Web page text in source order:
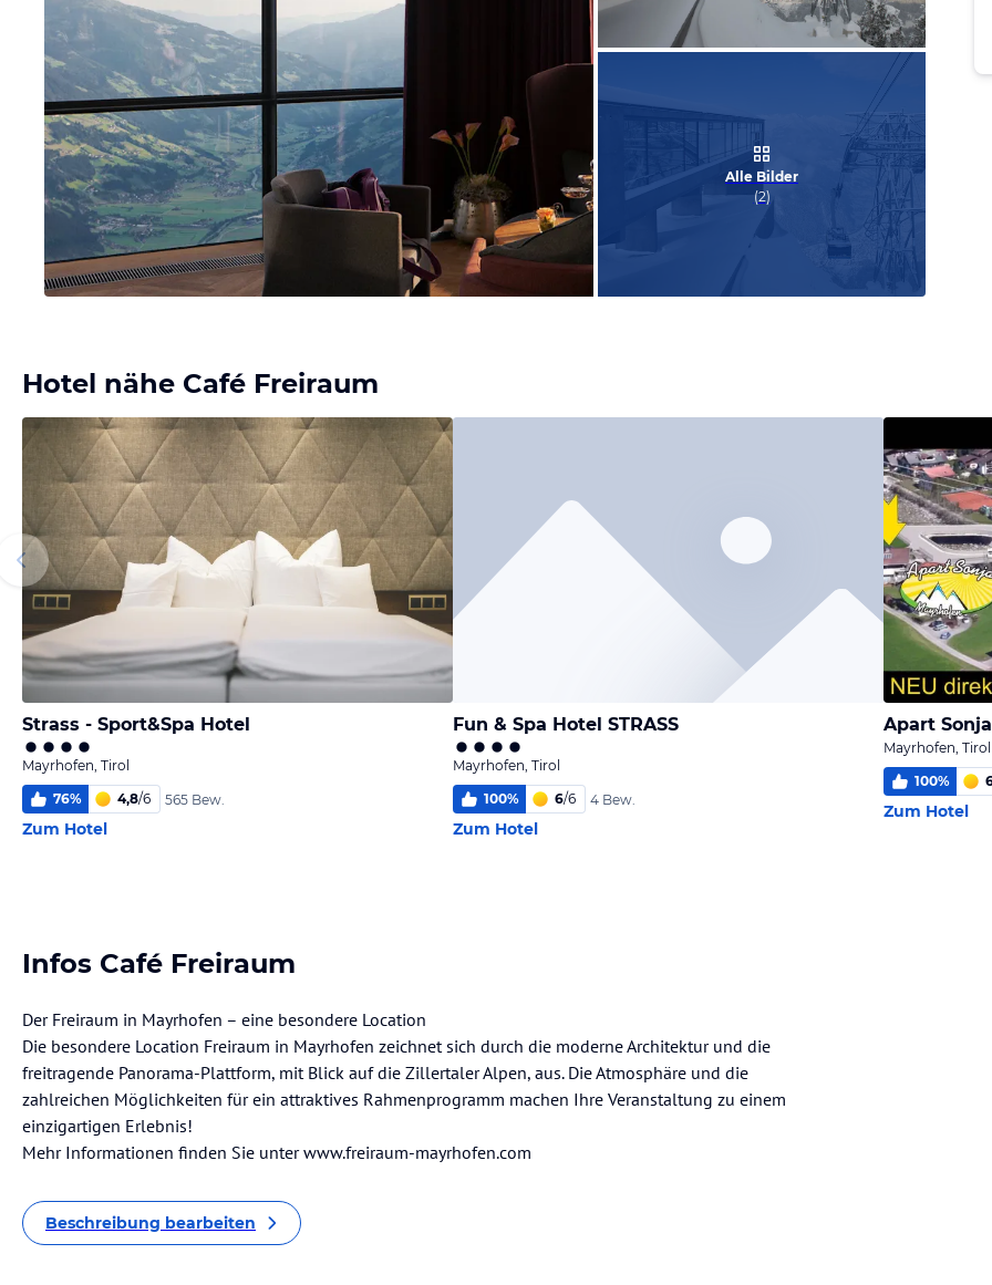
vom Hotelier
Alle Bilder
(2)
Hotel nähe Café Freiraum
Strass - Sport&Spa Hotel
Mayrhofen, Tirol
76% 4,8/6 565 Bew.
Zum Hotel
Fun & Spa Hotel STRASS
Mayrhofen, Tirol
100% 6/6 4 Bew.
Zum Hotel
Apart
Mayrhofen, Tirol
100%
Zum Hotel
Infos Café Freiraum
Der Freiraum in Mayrhofen – eine besondere Location
Die besondere Location Freiraum in Mayrhofen zeichnet sich durch die moderne Architektur und die
freitragende Panorama-Plattform, mit Blick auf die Zillertaler Alpen, aus. Die Atmosphäre und die
zahlreichen Möglichkeiten für ein attraktives Rahmenprogramm machen Ihre Veranstaltung zu einem
einzigartigen Erlebnis!
Mehr Informationen finden Sie unter www.freiraum-mayrhofen.com
Beschreibung bearbeiten